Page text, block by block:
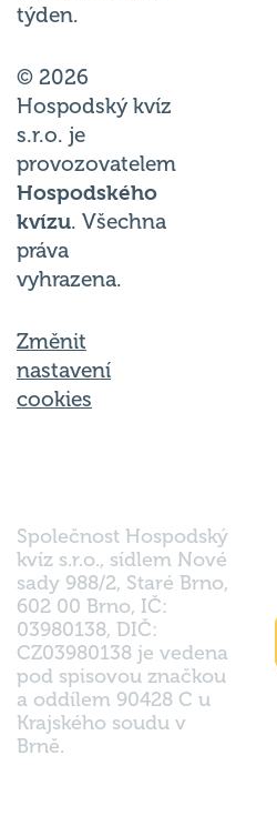
týden.
© 2026
Hospodský kvíz
s.r.o. je
provozovatelem
Hospodského
kvízu. Všechna
práva
vyhrazena.
Změnit
nastavení
cookies
Společnost Hospodský
kvíz s.r.o., sídlem Nové
sady 988/2, Staré Brno,
602 00 Brno, IČ:
03980138, DIČ:
CZ03980138 je vedena
pod spisovou značkou
a oddílem 90428 C u
Krajského soudu v
Brně.